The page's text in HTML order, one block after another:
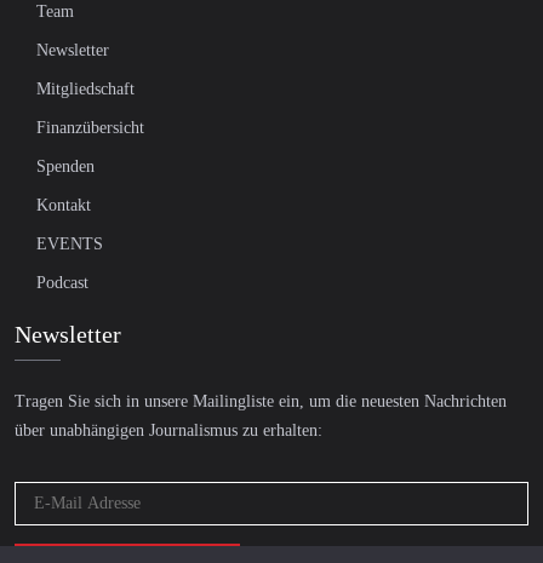
Team
Newsletter
Mitgliedschaft
Finanzübersicht
Spenden
Kontakt
EVENTS
Podcast
Newsletter
Tragen Sie sich in unsere Mailingliste ein, um die neuesten Nachrichten
über unabhängigen Journalismus zu erhalten: